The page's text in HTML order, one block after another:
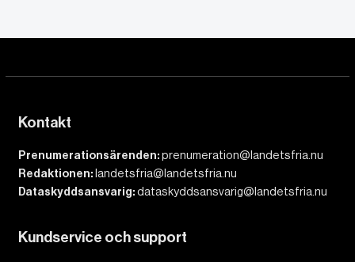
Kontakt
Prenumerationsärenden:prenumeration@landetsfria.nu
Redaktionen: landetsfria@landetsfria.nu
Dataskyddsansvarig:dataskyddsansvarig@landetsfria.nu
Kundservice och support